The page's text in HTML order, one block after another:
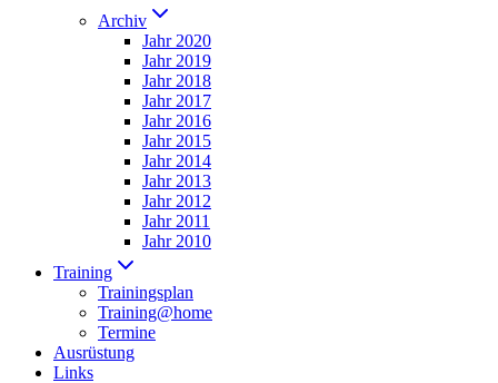
Archiv
Jahr 2020
Jahr 2019
Jahr 2018
Jahr 2017
Jahr 2016
Jahr 2015
Jahr 2014
Jahr 2013
Jahr 2012
Jahr 2011
Jahr 2010
Training
Trainingsplan
Training@home
Termine
Ausrüstung
Links